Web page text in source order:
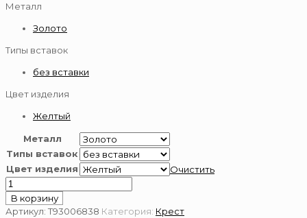
Металл
Золото
Типы вставок
без вставки
Цвет изделия
Желтый
Металл
Типы вставок
Цвет изделия
Очистить
Количество
товара
Крест
В корзину
Артикул: Т93006838 Категория: Крест